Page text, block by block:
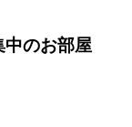
中のお部屋